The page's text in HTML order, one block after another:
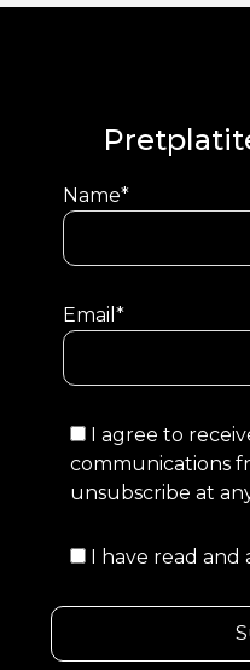
Name*
Email*
I agree to
communications
unsubscribe at
I have read and